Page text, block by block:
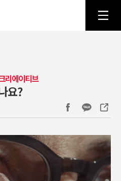
리에이티브
요?